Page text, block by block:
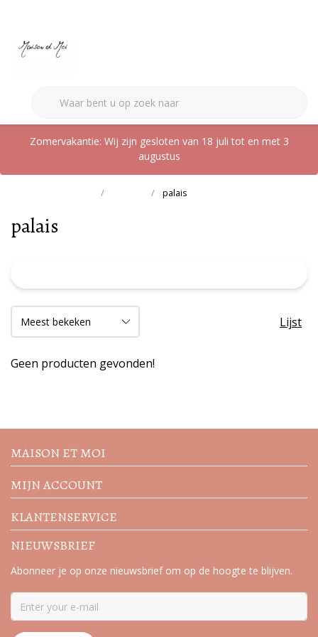
Zomervakantie: Wij zijn gesloten van 18 juli tot en met 3
augustus
palais
palais
Lijst
Geen producten gevonden!
acties
MAISON ET MOI
MIJN ACCOUNT
KLANTENSERVICE
NIEUWSBRIEF
Abonneer je op onze nieuwsbrief om op de hoogte te blijven.